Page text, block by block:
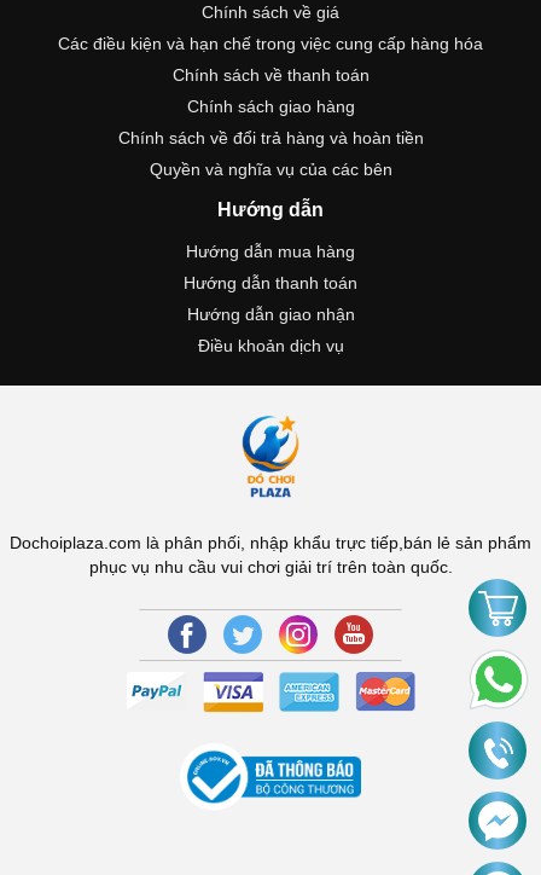
Chính sách về giá
Các điều kiện và hạn chế trong việc cung cấp hàng hóa
Chính sách về thanh toán
Chính sách giao hàng
Chính sách về đổi trả hàng và hoàn tiền
Quyền và nghĩa vụ của các bên
Hướng dẫn
Hướng dẫn mua hàng
Hướng dẫn thanh toán
Hướng dẫn giao nhận
Điều khoản dịch vụ
Dochoiplaza.com là phân phối, nhập khẩu trực tiếp,bán lẻ sản phẩm
phục vụ nhu cầu vui chơi giải trí trên toàn quốc.